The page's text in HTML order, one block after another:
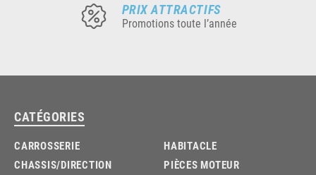
PRIX ATTRACTIFS
Promotions toute l’année
CATÉGORIES
CARROSSERIE
CHASSIS/DIRECTION
HABITACLE
PIÈCES MOTEUR